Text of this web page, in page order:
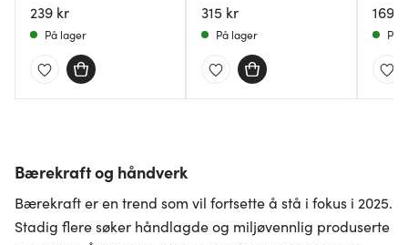
239 kr
På lager
315 kr
På lager
169
På
Bærekraft og håndverk
Bærekraft er en trend som vil fortsette å stå i fokus i 2025.
Stadig flere søker håndlagde og miljøvennlig produserte